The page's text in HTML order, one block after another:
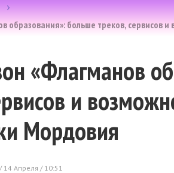
образования»: больше треков, сервисов
«Флагманов
и
Мордовия
14 Апреля / 10:51